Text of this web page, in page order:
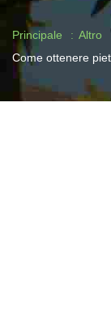
Principale
Altro
Come ottenere